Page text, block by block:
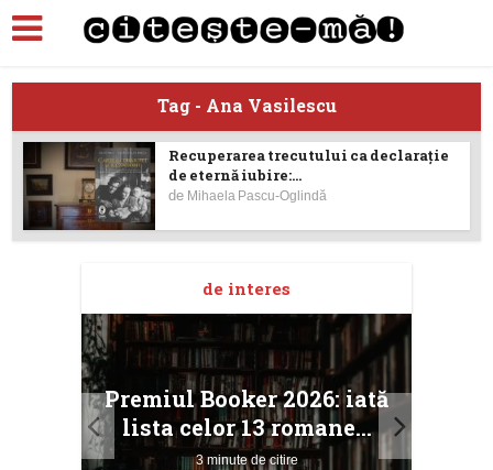
Tag - Ana Vasilescu
Recuperarea trecutului ca declarație
de eternă iubire:...
de Mihaela Pascu-Oglindă
de interes
Premiul Booker 2026: iată
lista celor 13 romane...
3 minute de citire